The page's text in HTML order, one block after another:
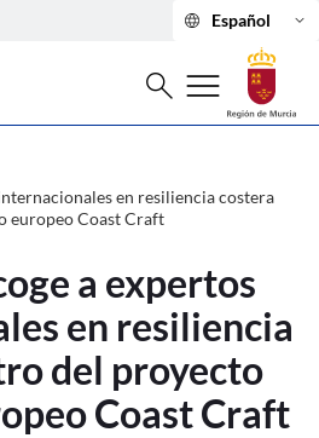
language Español keyboard_arrow_down
La Región
Buscar
search menu
en resiliencia costera
europeo Coast Craft
a expertos
en resiliencia
del proyecto
Coast Craft